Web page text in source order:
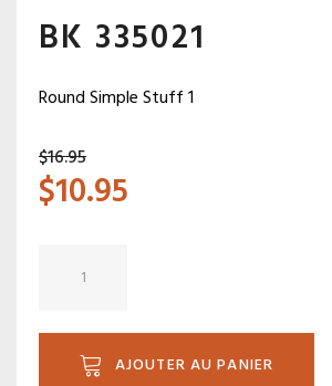
BK 335021
Round Simple Stuff 1
$16.95
$10.95
335021
AJOUTER AU PANIER